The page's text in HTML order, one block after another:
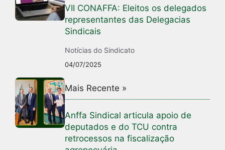
VII CONAFFA: Eleitos os delegados
representantes das Delegacias
Sindicais
Notícias do Sindicato
04/07/2025
Mais Recente »
Anffa Sindical articula apoio de
deputados e do TCU contra
retrocessos na fiscalização